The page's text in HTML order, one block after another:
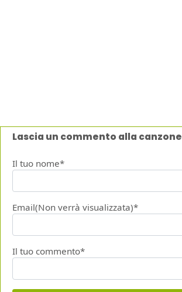
Lascia un commento alla canzone
Il tuo nome*
Email(Non verrà visualizzata)*
Il tuo commento*